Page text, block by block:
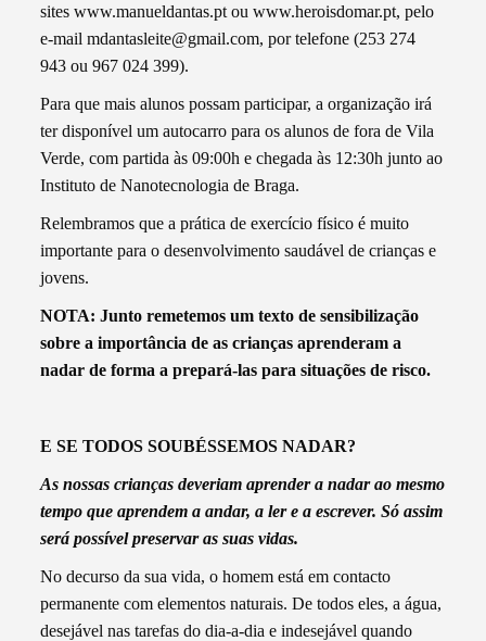
sites www.manueldantas.pt ou www.heroisdomar.pt, pelo
e-mail mdantasleite@gmail.com, por telefone (253 274
943 ou 967 024 399).
Para que mais alunos possam participar, a organização irá
ter disponível um autocarro para os alunos de fora de Vila
Verde, com partida às 09:00h e chegada às 12:30h junto ao
Instituto de Nanotecnologia de Braga.
Relembramos que a prática de exercício físico é muito
importante para o desenvolvimento saudável de crianças e
jovens.
NOTA: Junto remetemos um texto de sensibilização
sobre a importância de as crianças aprenderam a
nadar de forma a prepará-las para situações de risco.
E SE TODOS SOUBÉSSEMOS NADAR?
As nossas crianças deveriam aprender a nadar ao mesmo
tempo que aprendem a andar, a ler e a escrever. Só assim
será possível preservar as suas vidas.
No decurso da sua vida, o homem está em contacto
permanente com elementos naturais. De todos eles, a água,
desejável nas tarefas do dia-a-dia e indesejável quando